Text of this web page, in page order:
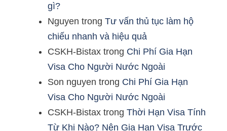
gì?
Nguyen trong Tư vấn thủ tục làm hộ
chiếu nhanh và hiệu quả
CSKH-Bistax trong Chi Phí Gia Hạn
Visa Cho Người Nước Ngoài
Son nguyen trong Chi Phí Gia Hạn
Visa Cho Người Nước Ngoài
CSKH-Bistax trong Thời Hạn Visa Tính
Từ Khi Nào? Nên Gia Hạn Visa Trước